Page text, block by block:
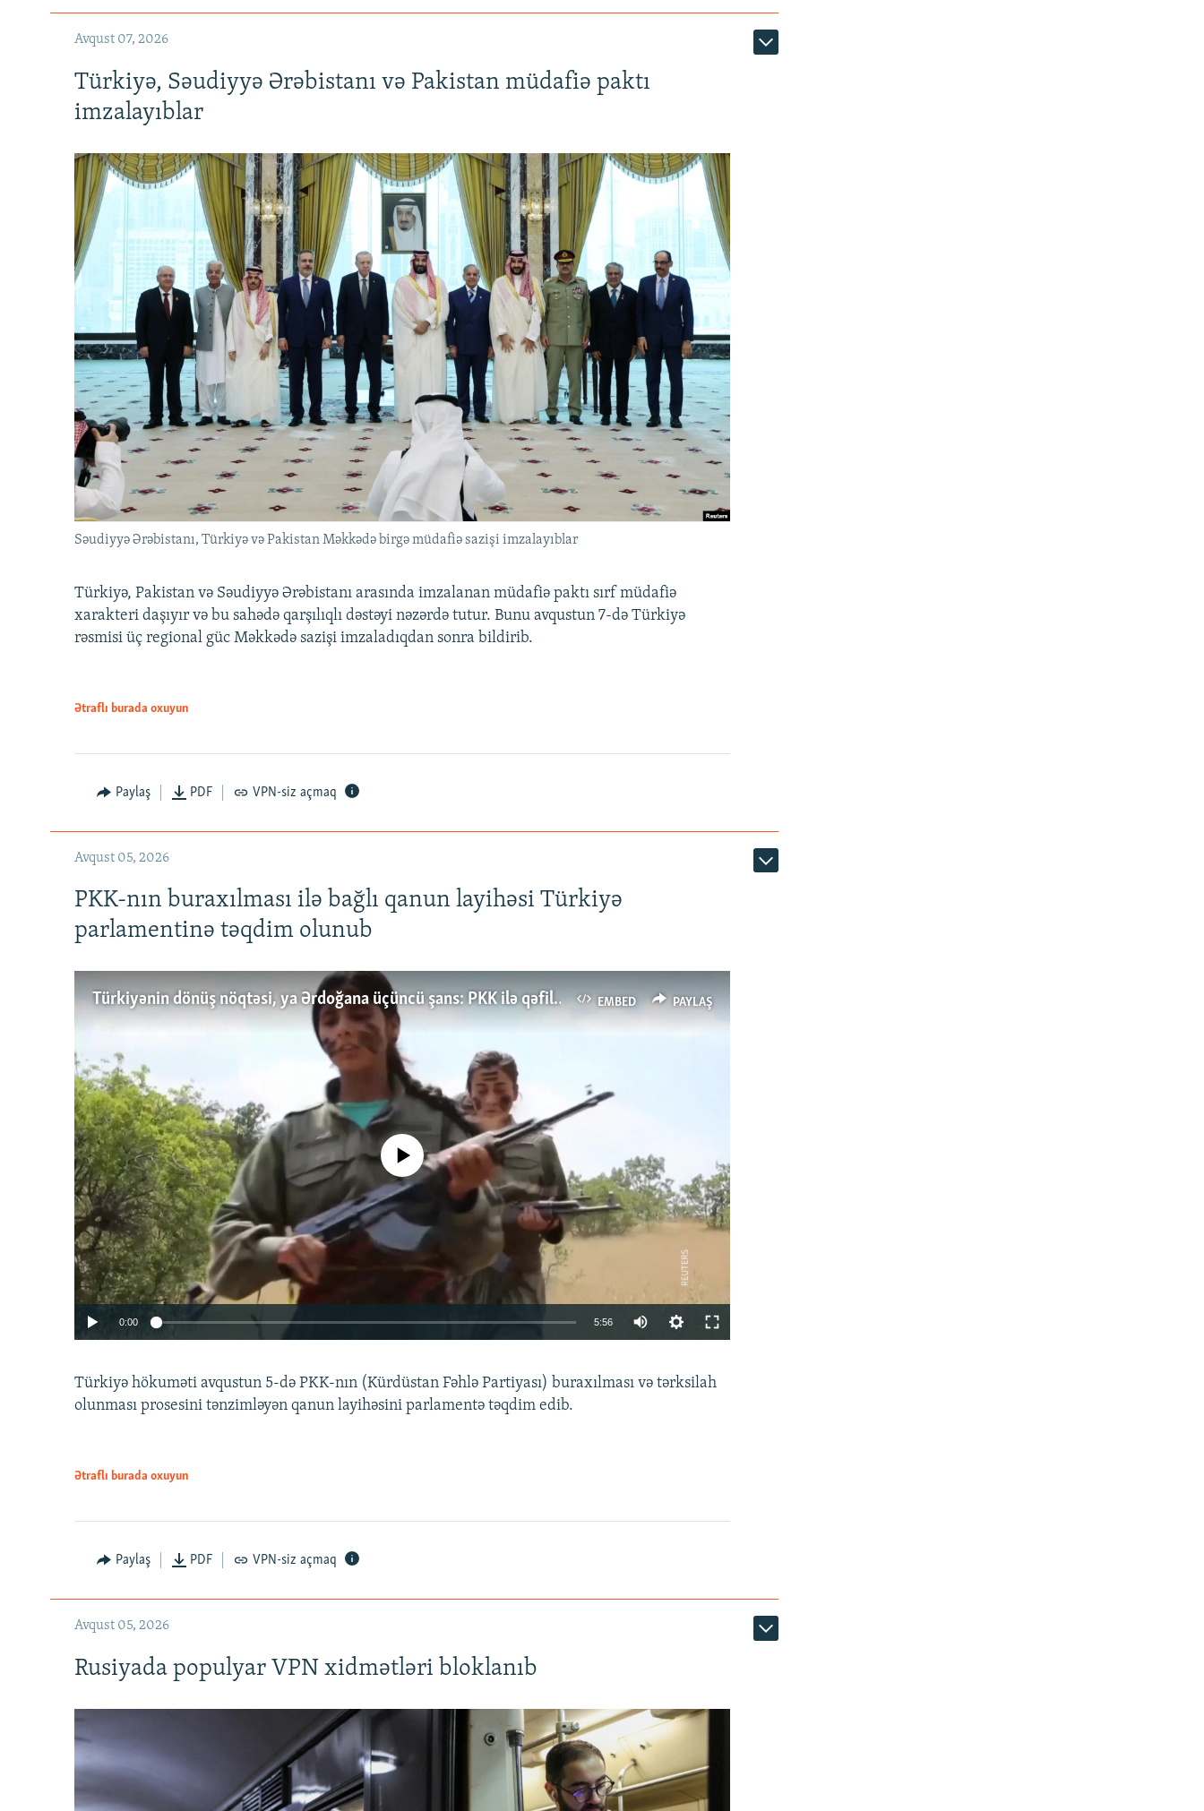
Avqust 07, 2026
Türkiyə, Səudiyyə Ərəbistanı və Pakistan müdafiə paktı
imzalayıblar
Səudiyyə Ərəbistanı, Türkiyə və Pakistan Məkkədə birgə müdafiə sazişi imzalayıblar
Türkiyə, Pakistan və Səudiyyə Ərəbistanı arasında imzalanan müdafiə paktı sırf müdafiə
xarakteri daşıyır və bu sahədə qarşılıqlı dəstəyi nəzərdə tutur. Bunu avqustun 7-də Türkiyə
rəsmisi üç regional güc Məkkədə sazişi imzaladıqdan sonra bildirib.
Ətraflı burada oxuyun
Paylaş PDF VPN-siz açmaq
Avqust 05, 2026
PKK-nın buraxılması ilə bağlı qanun layihəsi Türkiyə
parlamentinə təqdim olunub
EMBED PAYLAŞ
Türkiyənin dönüş nöqtəsi, ya Ərdoğana üçüncü şans: PKK ilə qəfil barışıq nə deməkdir?
EMBED PAYLAŞ
No media source currently available
0:00 5:56
360p
Türkiyə hökuməti avqustun 5-də PKK-nın (Kürdüstan Fəhlə Partiyası) buraxılması və tərksilah
olunması prosesini tənzimləyən qanun layihəsini parlamentə təqdim edib.
Ətraflı burada oxuyun
Paylaş PDF VPN-siz açmaq
Avqust 05, 2026
Rusiyada populyar VPN xidmətləri bloklanıb